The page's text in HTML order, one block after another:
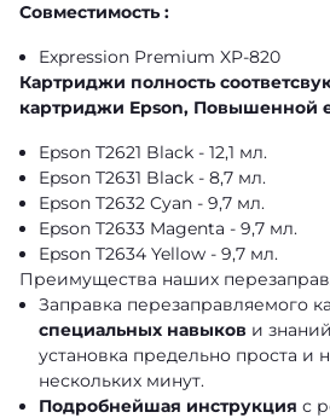
Совместимость :
Expression Premium XP-820
Картриджи полность
картриджи Epson, Повышенной
Epson T2621 Black - 12,1 мл.
Epson T2631 Black - 8,7 мл.
Epson T2632 Cyan - 9,7 мл.
Epson T2633 Magenta - 9,7 мл.
Epson T2634 Yellow - 9,7 мл.
Преимущества наших
Заправка перезаправляемого
специальных навыков и
установка предельно проста и
нескольких минут.
Подробнейшая инструкция с